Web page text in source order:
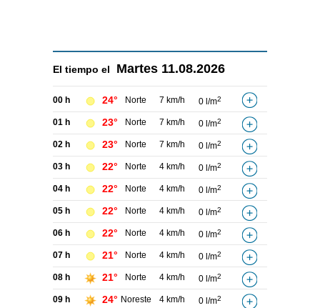
El tiempo el Martes 11.08.2026
00 h 24° Norte 7 km/h 0 l/m2
01 h 23° Norte 7 km/h 0 l/m2
02 h 23° Norte 7 km/h 0 l/m2
03 h 22° Norte 4 km/h 0 l/m2
04 h 22° Norte 4 km/h 0 l/m2
05 h 22° Norte 4 km/h 0 l/m2
06 h 22° Norte 4 km/h 0 l/m2
07 h 21° Norte 4 km/h 0 l/m2
08 h 21° Norte 4 km/h 0 l/m2
09 h 24° Noreste 4 km/h 0 l/m2